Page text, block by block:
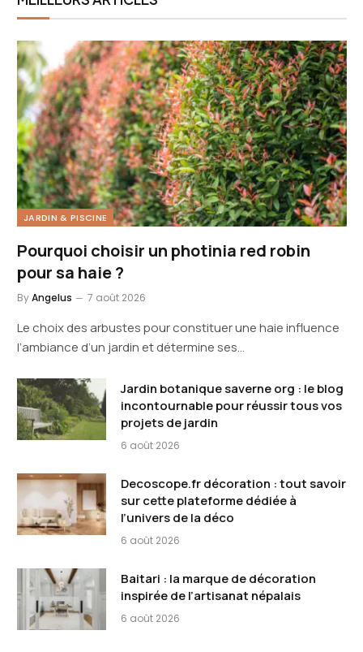
JARDIN & PISCINE
Pourquoi choisir un photinia red robin
pour sa haie ?
ByAngelus 7 août 2026
Le choix des arbustes pour constituer une haie influence
l’ambiance d’un jardin et détermine ses…
Jardin botanique saverne org : le blog
incontournable pour réussir tous vos
projets de jardin
6 août 2026
Decoscope.fr décoration : tout savoir
sur cette plateforme dédiée à
l’univers de la déco
6 août 2026
Baitari : la marque de décoration
inspirée de l’artisanat népalais
6 août 2026